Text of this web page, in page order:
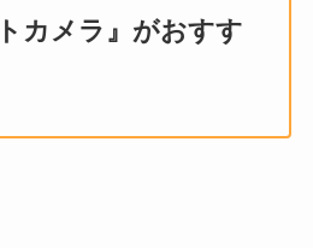
カメラ』がおすす